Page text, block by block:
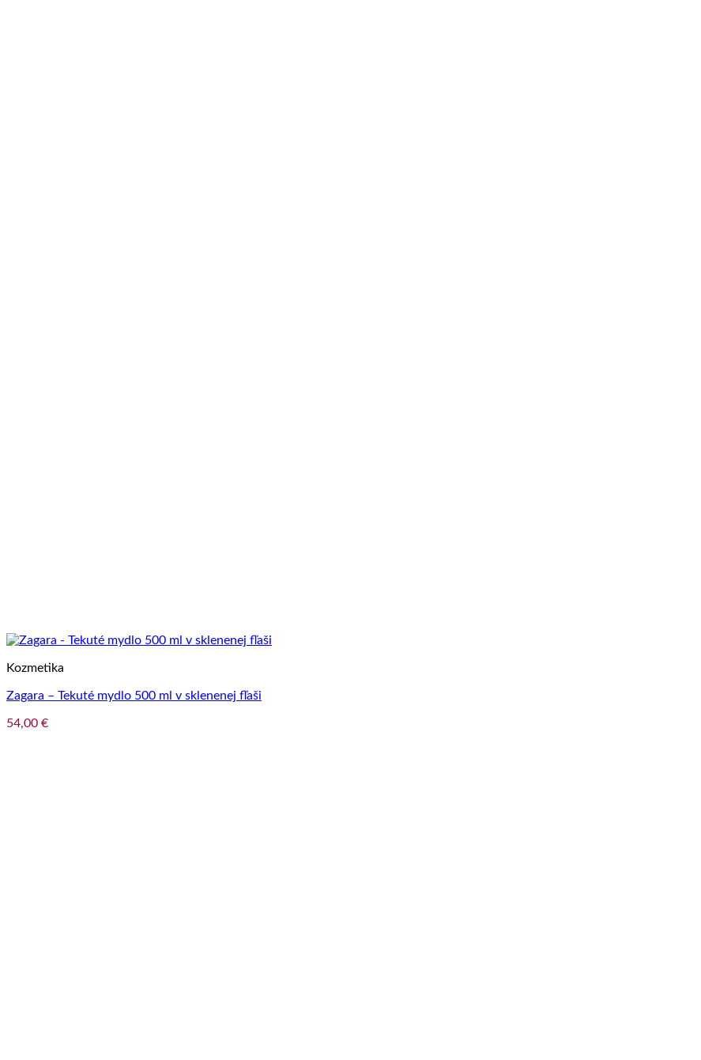
Kozmetika
Zagara – Tekuté mydlo 500 ml v sklenenej fľaši
54,00 €